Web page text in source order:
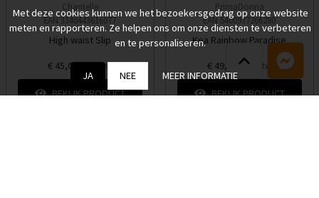
Chantelle
EAN 3340443616077
High waist Slip
€ 45,00Incl. btw
BEKIJK PRODUCT
PrimaDonna
EAN 5400977266280
Kea Rainbow Paradise
€ 49,90Incl. btw
BEKIJK PRODUCT
Met deze cookies kunnen we het bezoekersgedrag op onze website
meten en rapporteren. Ze helpen ons om onze diensten te verbeteren
en te personaliseren.
JA NEE MEER INFORMATIE